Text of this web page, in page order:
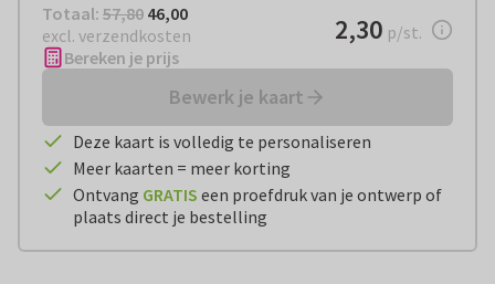
Totaal: € 46,00
Totaal: 57,80 46,00
excl. verzendkosten
€ 2,30per stuk
2,30 p/st.
Bereken je prijs
Bewerk je kaart
Deze kaart is volledig te personaliseren
Meer kaarten = meer korting
Ontvang GRATIS een proefdruk van je ontwerp of
plaats direct je bestelling